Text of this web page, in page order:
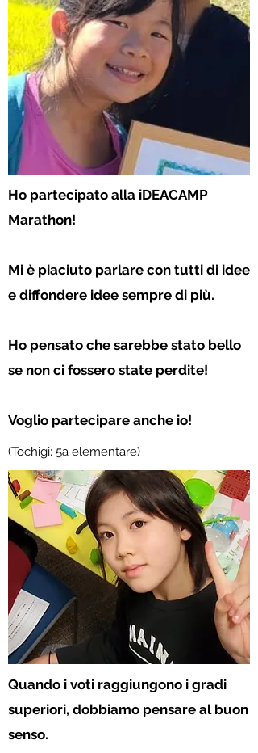
Ho partecipato alla iDEACAMP
Marathon!
Mi è piaciuto parlare con tutti di idee
e diffondere idee sempre di più.
Ho pensato che sarebbe stato bello
se non ci fossero state perdite!
Voglio partecipare anche io!
(Tochigi: 5a elementare)
Quando i voti raggiungono i gradi
superiori, dobbiamo pensare al buon
senso.